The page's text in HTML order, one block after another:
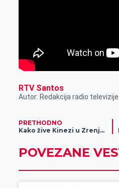
RTV Santos
Autor: Redakcija radio
PRETHODNO
Kako žive Kinezi u Zrenjaninu
POVEZANE